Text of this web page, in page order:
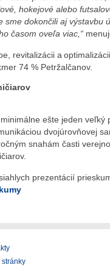
hokejové alebo
sme dokončili aj výstavbu
časom oveľa viac,“
revitalizácii a
74 % Petržalčanov.
ešte jeden veľký
dvojúrovňovej
snahám časti
prezentácií
stránky